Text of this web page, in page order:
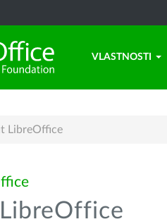
VLASTNOSTI
LibreOffice